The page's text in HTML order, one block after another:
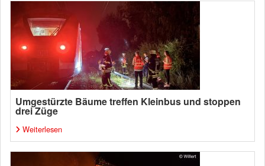
Umgestürzte Bäume treffen Kleinbus und stoppen
drei Züge
Weiterlesen